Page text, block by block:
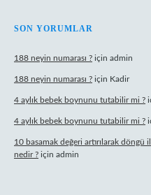
SON YORUMLAR
188 neyin numarası ? için admin
188 neyin numarası ? için Kadir
4 aylık bebek boynunu tutabilir mi ?
4 aylık bebek boynunu tutabilir mi ?
10 basamak değeri artırılarak döngü
nedir ? için admin